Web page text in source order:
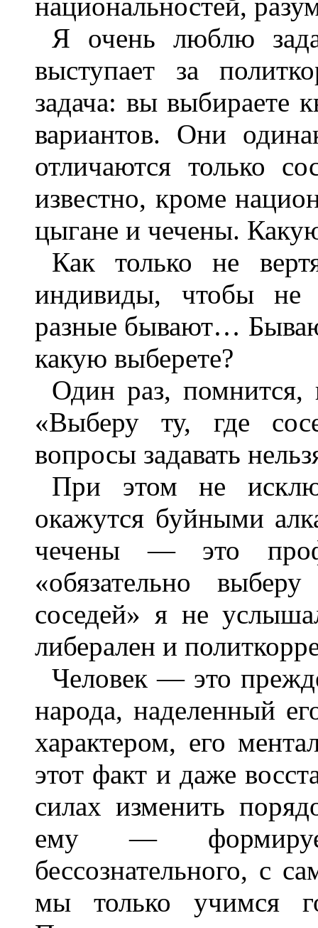
национальностей,
Я очень люблю
выступает за
задача: вы выбираете
вариантов. Они
отличаются только
известно, кроме
цыгане и чечены.
Как только не
индивиды, чтобы
разные бывают…
какую выберете?
Один раз, помнится,
«Выберу ту, где
вопросы задавать
При этом не
окажутся буйными
чечены — это
«обязательно
соседей» я не
либерален и
Человек — это
народа, наделенный
характером, его
этот факт и даже
силах изменить
ему —
бессознательного, с
мы только учимся